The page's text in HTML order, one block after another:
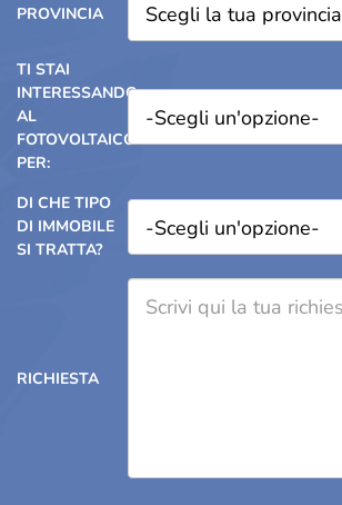
PROVINCIA Scegli la tua provincia
TI STAI
INTERESSANDO
AL
FOTOVOLTAICO
PER:
-Scegli un'opzione-
DI CHE TIPO
DI IMMOBILE
SI TRATTA?
-Scegli un'opzione-
RICHIESTA